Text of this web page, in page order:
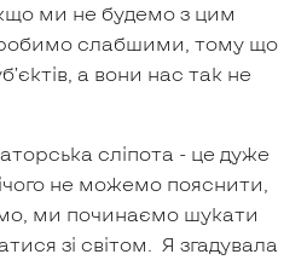
ми не будемо з цим
слабшими, тому що
а вони нас так не
сліпота - це дуже
не можемо пояснити,
ми починаємо шукати
зі світом. Я згадувала